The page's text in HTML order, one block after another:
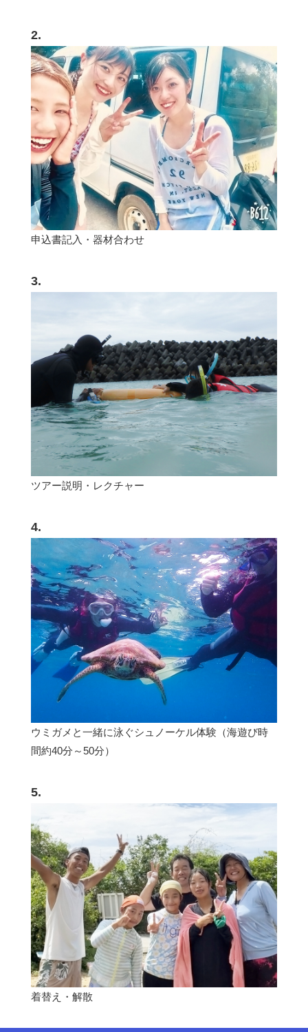
2.
申込書記入・器材合わせ
3.
ツアー説明・レクチャー
4.
ウミガメと一緒に泳ぐシュノーケル体験（海遊び時
間約40分～50分）
5.
着替え・解散